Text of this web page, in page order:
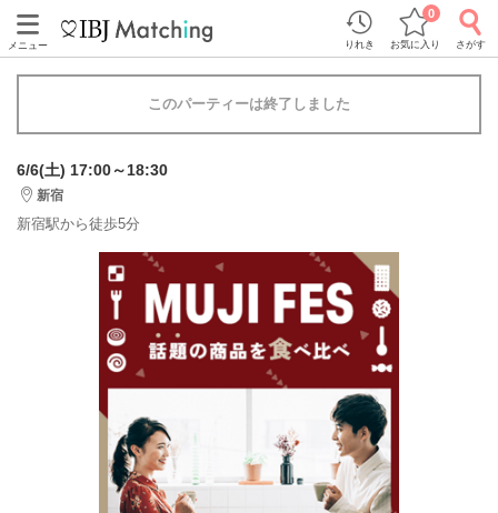
メニュー りれき お気に入り
0
さがす
このパーティーは終了しました
6/6(土) 17:00～18:30
新宿
新宿駅から徒歩5分